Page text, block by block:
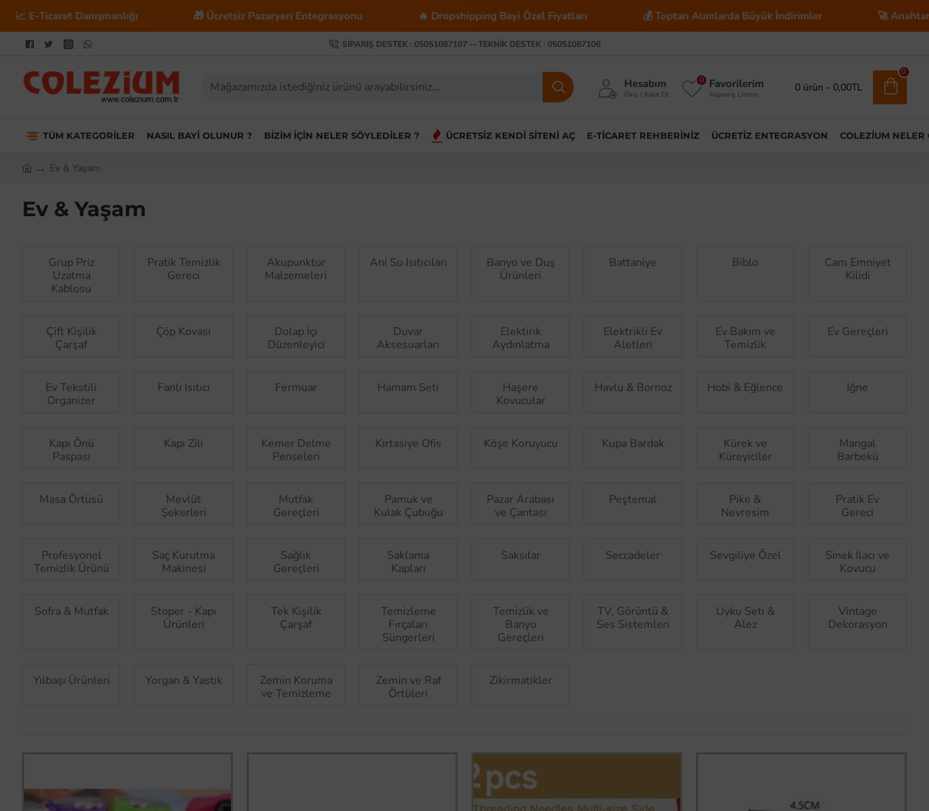
🎁 Ücretsiz Pazaryeri Entegrasyonu 🔥 Dropshipping Bayi Özel Fiyatları 💰 Toptan Alımlarda Büyük İndirimler 🚀 Anahtar Teslim E-Ticaret
SIPARIŞ DESTEK : 05051087107 -- TEKNIK DESTEK : 05051087106
Hesabım
Giriş / Kayıt Ol
Favorilerim
Alışveriş Listem
0
0 ürün - 0,00TL
0
TÜM KATEGORILER NASIL BAYI OLUNUR ? BIZIM İÇIN NELER SÖYLEDILER ? ÜCRETSIZ KENDI SITENI AÇ E-TICARET REHBERINIZ ÜCRETIZ ENTEGRASYON COLEZIUM NELER
Ev & Yaşam
Ev & Yaşam
Grup Priz
Uzatma
Kablosu
Pratik Temizlik
Gereci
Akupunktur
Malzemeleri
Ani Su Isıtıcıları
Banyo ve Duş
Ürünleri
Battaniye Biblo
Cam Emniyet
Kilidi
Çift Kişilik
Çarşaf
Çöp Kovası
Dolap İçi
Düzenleyici
Duvar
Aksesuarları
Elektirik
Aydınlatma
Elektrikli Ev
Aletleri
Ev Bakım ve
Temizlik
Ev Gereçleri
Ev Tekstili
Organizer
Fanlı Isıtıcı Fermuar Hamam Seti
Haşere
Kovucular
Havlu & Bornoz Hobi & Eğlence İğne
Kapı Önü
Paspası
Kapı Zili
Kemer Delme
Penseleri
Kırtasiye Ofis Köşe Koruyucu Kupa Bardak
Kürek ve
Küreyiciler
Mangal
Barbekü
Masa Örtüsü
Mevlüt
Şekerleri
Mutfak
Gereçleri
Pamuk ve
Kulak Çubuğu
Pazar Arabası
ve Çantası
Peştemal
Pike &
Nevresim
Pratik Ev
Gereci
Profesyonel
Temizlik Ürünü
Saç Kurutma
Makinesi
Sağlık
Gereçleri
Saklama
Kapları
Saksılar Seccadeler Sevgiliye Özel
Sinek İlacı ve
Kovucu
Sofra & Mutfak
Stoper - Kapı
Ürünleri
Tek Kişilik
Çarşaf
Temizleme
Fırçaları
Süngerleri
Temizlik ve
Banyo
Gereçleri
TV, Görüntü &
Ses Sistemleri
Uyku Seti &
Alez
Vintage
Dekorasyon
Yılbaşı Ürünleri Yorgan & Yastık
Zemin Koruma
ve Temizleme
Zemin ve Raf
Örtüleri
Zikirmatikler